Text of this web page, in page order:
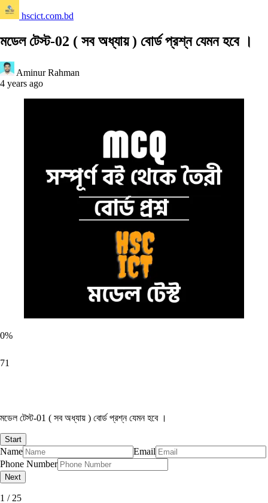
hscict.com.bd
মডেল টেস্ট-02 ( সব অধ্যায় ) বোর্ড প্রশ্ন যেমন হবে ।
Aminur Rahman
4 years ago
0%
71
মডেল টেস্ট-01 ( সব অধ্যায় ) বোর্ড প্রশ্ন যেমন হবে ।
Name
Email
Phone Number
1 / 25